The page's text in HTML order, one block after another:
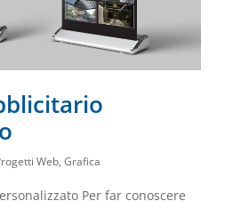
Web, Grafica
Per far conoscere